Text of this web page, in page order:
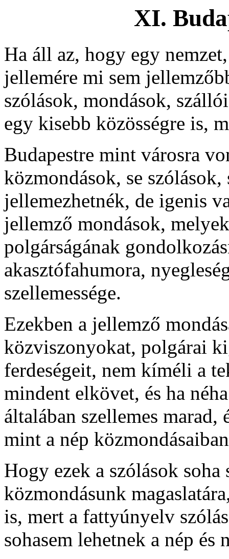
XI.
Ha áll az, hogy egy
jellemére mi sem
szólások, mondások,
egy kisebb közösségre is,
Budapestre mint városra
közmondások, se
jellemezhetnék, de igenis
jellemző mondások,
polgárságának
akasztófahumora,
szellemessége.
Ezekben a jellemző
közviszonyokat, polgárai
ferdeségeit, nem kíméli a
mindent elkövet, és ha
általában szellemes marad,
mint a nép
Hogy ezek a szólások
közmondásunk
is, mert a fattyúnyelv
sohasem lehetnek a nép